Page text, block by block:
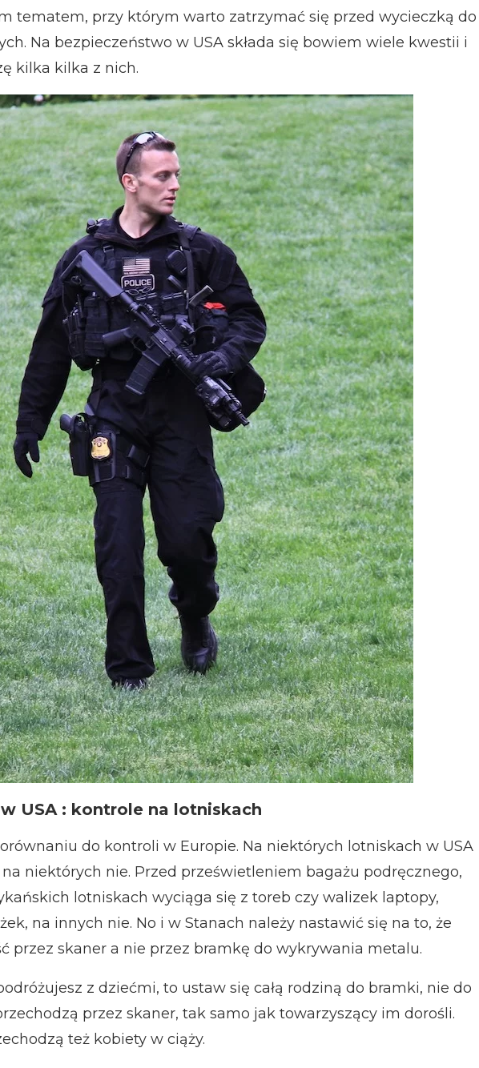
tematem, przy którym warto zatrzymać się przed wycieczką do
Na bezpieczeństwo w USA składa się bowiem wiele kwestii i
kilka kilka z nich.
USA : kontrole na lotniskach
do kontroli w Europie. Na niektórych lotniskach w USA
niektórych nie. Przed prześwietleniem bagażu podręcznego,
lotniskach wyciąga się z toreb czy walizek laptopy,
na innych nie. No i w Stanach należy nastawić się na to, że
przez skaner a nie przez bramkę do wykrywania metalu.
z dziećmi, to ustaw się całą rodziną do bramki, nie do
przez skaner, tak samo jak towarzyszący im dorośli.
też kobiety w ciąży.